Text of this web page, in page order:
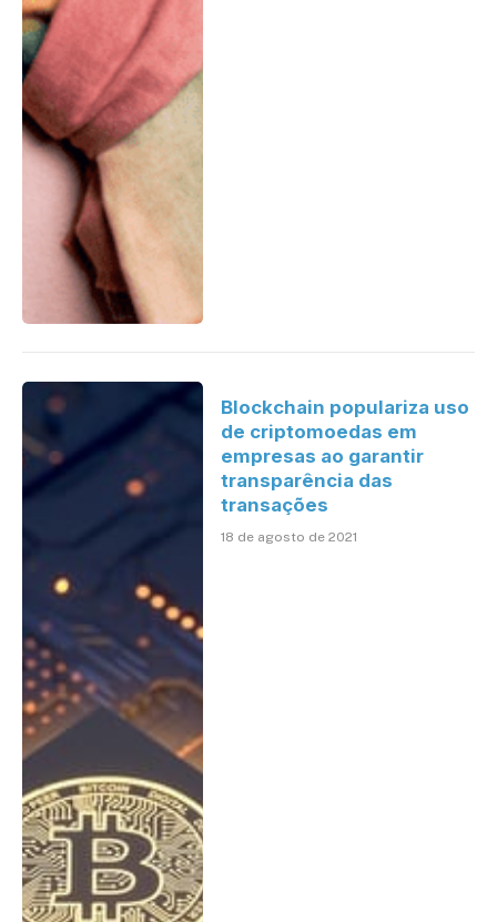
Blockchain populariza uso
de criptomoedas em
empresas ao garantir
transparência das
transações
18 de agosto de 2021